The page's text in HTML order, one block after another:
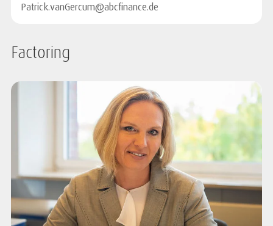
Patrick.vanGercum@abcfinance.de
Factoring